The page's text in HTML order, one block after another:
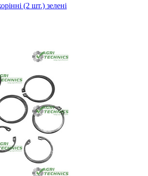
(2 шт.) зелені